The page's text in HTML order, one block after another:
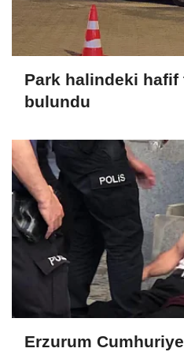
Park halindeki
bulundu
Erzurum